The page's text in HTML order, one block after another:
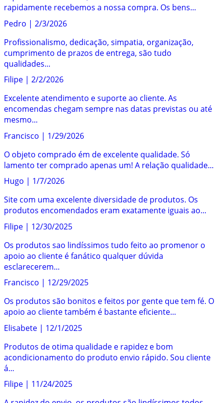
rapidamente recebemos a nossa compra. Os bens...
Pedro | 2/3/2026
Profissionalismo, dedicação, simpatia, organização,
cumprimento de prazos de entrega, são tudo
qualidades...
Filipe | 2/2/2026
Excelente atendimento e suporte ao cliente. As
encomendas chegam sempre nas datas previstas ou até
mesmo...
Francisco | 1/29/2026
O objeto comprado ém de excelente qualidade. Só
lamento ter comprado apenas um! A relação qualidade...
Hugo | 1/7/2026
Site com uma excelente diversidade de produtos. Os
produtos encomendados eram exatamente iguais ao...
Filipe | 12/30/2025
Os produtos sao lindíssimos tudo feito ao promenor o
apoio ao cliente é fanático qualquer dúvida
esclarecerem...
Francisco | 12/29/2025
Os produtos são bonitos e feitos por gente que tem fé. O
apoio ao cliente também é bastante eficiente...
Elisabete | 12/1/2025
Produtos de otima qualidade e rapidez e bom
acondicionamento do produto envio rápido. Sou cliente
á...
Filipe | 11/24/2025